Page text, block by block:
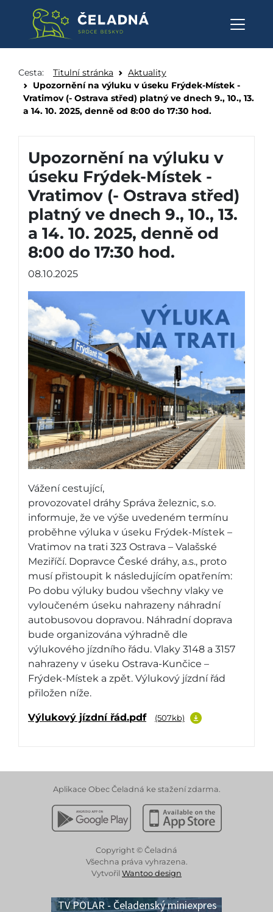
Cesta: Titulní stránka
Aktuality
Upozornění na výluku v úseku Frýdek-Místek -
Vratimov (- Ostrava střed) platný ve dnech 9., 10., 13.
a 14. 10. 2025, denně od 8:00 do 17:30 hod.
Upozornění na výluku v
úseku Frýdek-Místek -
Vratimov (- Ostrava střed)
platný ve dnech 9., 10., 13.
a 14. 10. 2025, denně od
8:00 do 17:30 hod.
08.10.2025
Vážení cestující,
provozovatel dráhy Správa železnic, s.o.
informuje, že ve výše uvedeném termínu
proběhne výluka v úseku Frýdek-Místek –
Vratimov na trati 323 Ostrava – Valašské
Meziříčí. Dopravce České dráhy, a.s., proto
musí přistoupit k následujícím opatřením:
Po dobu výluky budou všechny vlaky ve
vyloučeném úseku nahrazeny náhradní
autobusovou dopravou. Náhradní doprava
bude organizována výhradně dle
výlukového jízdního řádu. Vlaky 3148 a 3157
nahrazeny v úseku Ostrava-Kunčice –
Frýdek-Místek a zpět. Výlukový jízdní řád
přiložen níže.
Výlukový jízdní řád.pdf (507kb)
Aplikace Obec Čeladná ke stažení zdarma.
Stáhnout z Google PlayStáhnout z Apple App
Copyright © Čeladná
Všechna práva vyhrazena.
Vytvořil Wantoo design